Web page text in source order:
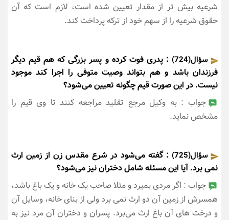
شرعیه بیش تر از مقدار تعیین شده است، لازم است که آن
حقوق شرعیه را از سهم خود از ترکه پرداخت کند.
سؤال(724)
: پدری فوت کرده و پسر بزرگی که هم قیم دیگر
فرزندان باشد و هم بتواند وصیت متوفی را اجرا کند موجود
نیست. در این صورت قیم چگونه تعیین می‌شود؟
جواب : به وکیل مرجع تقلید مراجعه کنند تا وی قیم را
مشخص نماید.
سؤال(725)
: گفته می‌شود در شرع مقدس زن از زمین ارث
نمی برد. آیا این مسئله شامل دختران نیز می‌شود؟
جواب : اگر مردی بمیرد و مثلا صاحب یک خانه و یک باغ باشد،
همسرش از زمین آن دو ارث نمی برد ولی از بنای خانه، وسایل آن
و درخت های آن باغ ارث می‌برد. پسران و دختران آن مرد نیز به